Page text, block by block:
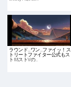
ラウンド…ワン…ファイッ！ス
トリートファイター公式もス
トII&ストVの…